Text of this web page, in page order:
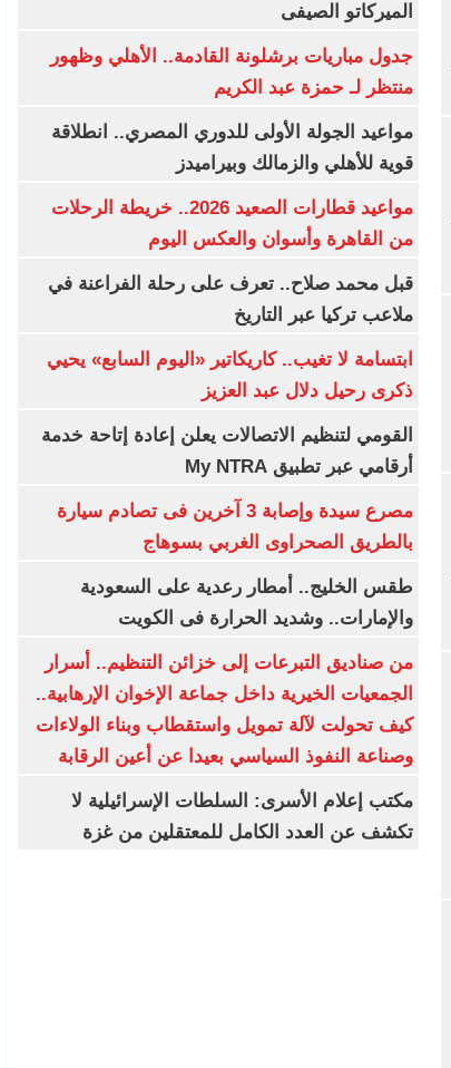
الميركاتو الصيفى
جدول مباريات برشلونة القادمة.. الأهلي وظهور
منتظر لـ حمزة عبد الكريم
مواعيد الجولة الأولى للدوري المصري.. انطلاقة
قوية للأهلي والزمالك وبيراميدز
مواعيد قطارات الصعيد 2026.. خريطة الرحلات
من القاهرة وأسوان والعكس اليوم
قبل محمد صلاح.. تعرف على رحلة الفراعنة في
ملاعب تركيا عبر التاريخ
ابتسامة لا تغيب.. كاريكاتير «اليوم السابع» يحيي
ذكرى رحيل دلال عبد العزيز
القومي لتنظيم الاتصالات يعلن إعادة إتاحة خدمة
أرقامي عبر تطبيق My NTRA
مصرع سيدة وإصابة 3 آخرين فى تصادم سيارة
بالطريق الصحراوى الغربي بسوهاج
طقس الخليج.. أمطار رعدية على السعودية
والإمارات.. وشديد الحرارة فى الكويت
من صناديق التبرعات إلى خزائن التنظيم.. أسرار
الجمعيات الخيرية داخل جماعة الإخوان الإرهابية..
كيف تحولت لآلة تمويل واستقطاب وبناء الولاءات
وصناعة النفوذ السياسي بعيدا عن أعين الرقابة
مكتب إعلام الأسرى: السلطات الإسرائيلية لا
تكشف عن العدد الكامل للمعتقلين من غزة